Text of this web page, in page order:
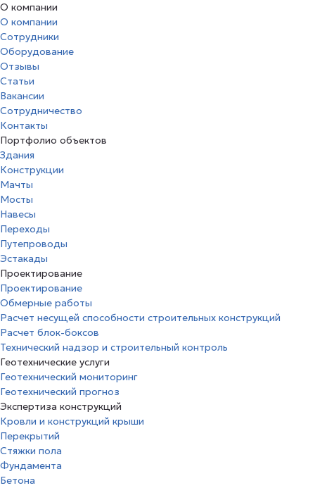
О компании
О компании
Сотрудники
Оборудование
Отзывы
Статьи
Вакансии
Сотрудничество
Контакты
Портфолио объектов
Здания
Конструкции
Мачты
Мосты
Навесы
Переходы
Путепроводы
Эстакады
Проектирование
Проектирование
Обмерные работы
Расчет несущей способности строительных конструкций
Расчет блок-боксов
Технический надзор и строительный контроль
Геотехнические услуги
Геотехнический мониторинг
Геотехнический прогноз
Экспертиза конструкций
Кровли и конструкций крыши
Перекрытий
Стяжки пола
Фундамента
Бетона